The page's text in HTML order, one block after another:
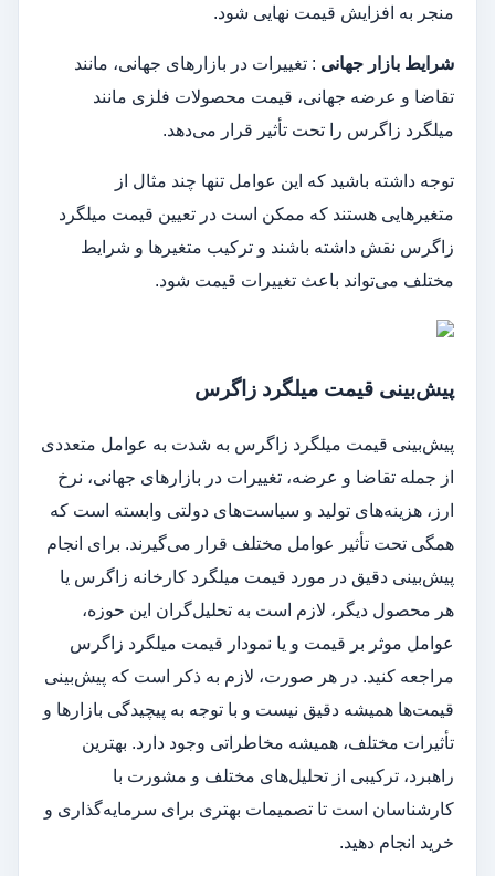
منجر به افزایش قیمت نهایی شود.
شرایط بازار جهانی : تغییرات در بازارهای جهانی، مانند
تقاضا و عرضه جهانی، قیمت‌ محصولات فلزی مانند
میلگرد زاگرس را تحت تأثیر قرار می‌دهد.
توجه داشته باشید که این عوامل تنها چند مثال از
متغیرهایی هستند که ممکن است در تعیین قیمت میلگرد
زاگرس نقش داشته باشند و ترکیب متغیرها و شرایط
مختلف می‌تواند باعث تغییرات قیمت‌ شود.
پیش‌بینی قیمت میلگرد زاگرس
پیش‌بینی قیمت‌ میلگرد زاگرس به شدت به عوامل متعددی
از جمله تقاضا و عرضه، تغییرات در بازارهای جهانی، نرخ
ارز، هزینه‌های تولید و سیاست‌های دولتی وابسته است که
همگی تحت تأثیر عوامل مختلف قرار می‌گیرند. برای انجام
پیش‌بینی دقیق‌ در مورد قیمت میلگرد کارخانه زاگرس یا
هر محصول دیگر، لازم است به تحلیل‌گران این حوزه،
عوامل موثر بر قیمت و یا نمودار قیمت میلگرد زاگرس
مراجعه کنید. در هر صورت، لازم به ذکر است که پیش‌بینی
قیمت‌ها همیشه دقیق نیست و با توجه به پیچیدگی بازارها و
تأثیرات مختلف، همیشه مخاطراتی وجود دارد. بهترین
راهبرد، ترکیبی از تحلیل‌های مختلف و مشورت با
کارشناسان است تا تصمیمات بهتری برای سرمایه‌گذاری و
خرید انجام دهید.